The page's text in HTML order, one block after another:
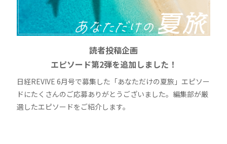
読者投稿企画
エピソード第2弾を追加しました！
日経REVIVE 6月号で募集した「あなただけの夏旅」エピソー
ドにたくさんのご応募ありがとうございました。編集部が厳
選したエピソードをご紹介します。